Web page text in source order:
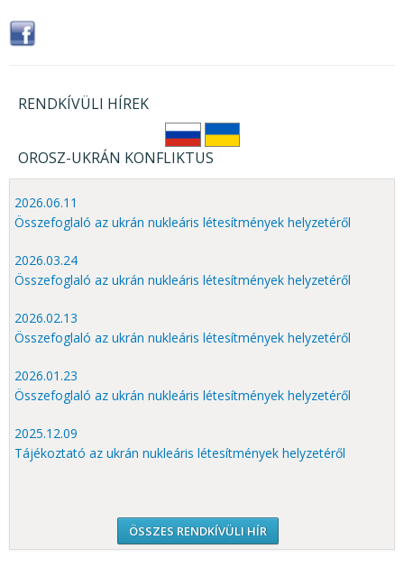
RENDKÍVÜLI HÍREK
OROSZ-UKRÁN KONFLIKTUS
2026.06.11
Összefoglaló az ukrán nukleáris létesítmények helyzetéről
2026.03.24
Összefoglaló az ukrán nukleáris létesítmények helyzetéről
2026.02.13
Összefoglaló az ukrán nukleáris létesítmények helyzetéről
2026.01.23
Összefoglaló az ukrán nukleáris létesítmények helyzetéről
2025.12.09
Tájékoztató az ukrán nukleáris létesítmények helyzetéről
ÖSSZES RENDKÍVÜLI HÍR